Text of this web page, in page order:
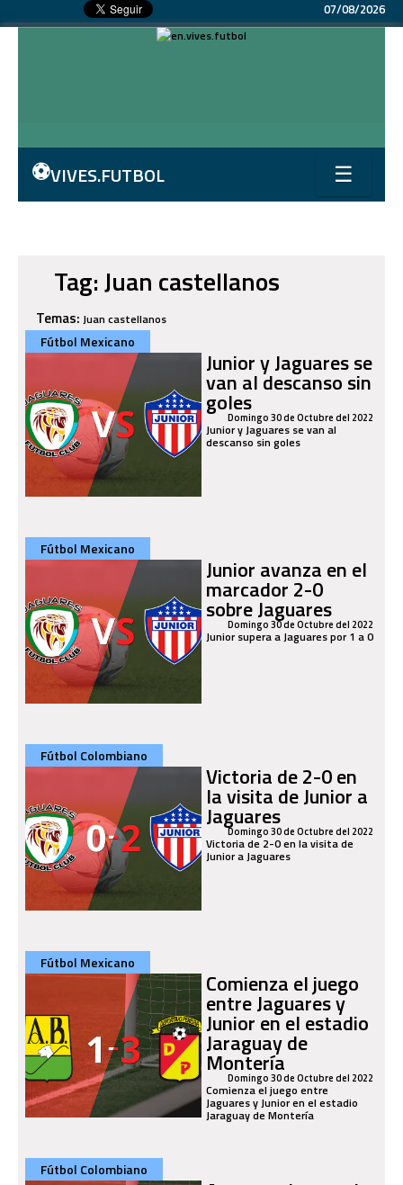
07/08/2026
⚽VIVES.FUTBOL ☰
Tag: Juan castellanos
Temas: Juan castellanos
Fútbol Mexicano
Junior y Jaguares se
van al descanso sin
golesDomingo 30 de Octubre del 2022
Junior y Jaguares se van al
descanso sin goles
Fútbol Mexicano
Junior avanza en el
marcador 2-0
sobre Jaguares
Domingo 30 de Octubre del 2022
Junior supera a Jaguares por 1 a 0
Fútbol Colombiano
Victoria de 2-0 en
la visita de Junior a
Jaguares
Domingo 30 de Octubre del 2022
Victoria de 2-0 en la visita de
Junior a Jaguares
Fútbol Mexicano
Comienza el juego
entre Jaguares y
Junior en el estadio
Jaraguay de
Montería
Domingo 30 de Octubre del 2022
Comienza el juego entre
Jaguares y Junior en el estadio
Jaraguay de Montería
Fútbol Colombiano